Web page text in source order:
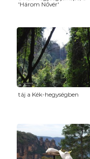
'Három Nővér'
táj a Kék-hegységben